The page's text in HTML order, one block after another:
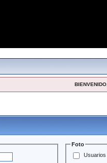
Foto
Usuarios